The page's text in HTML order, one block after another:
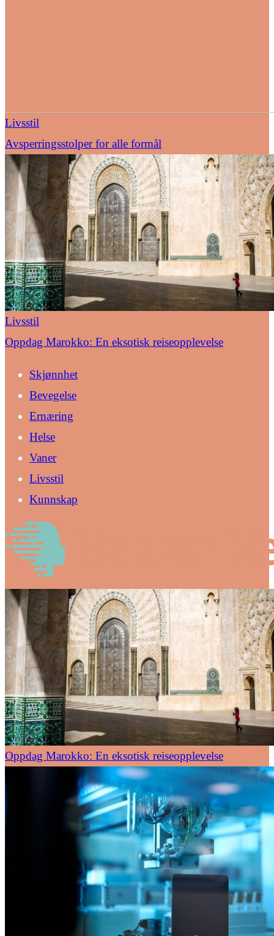
Livsstil
Avsperringsstolper for alle formål
Livsstil
Oppdag Marokko: En eksotisk reiseopplevelse
Skjønnhet
Bevegelse
Ernæring
Helse
Vaner
Livsstil
Kunnskap
Oppdag Marokko: En eksotisk reiseopplevelse